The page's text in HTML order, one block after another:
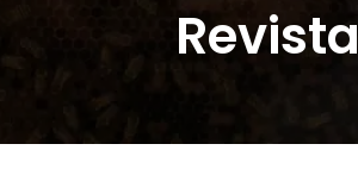
Revista